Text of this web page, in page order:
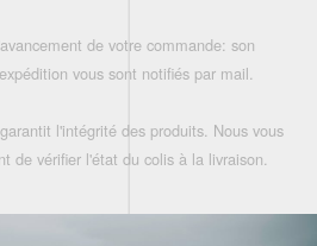
de votre commande: son
vous sont notifiés par mail.
l'intégrité des produits. Nous vous
de vérifier l'état du colis à la livraison.